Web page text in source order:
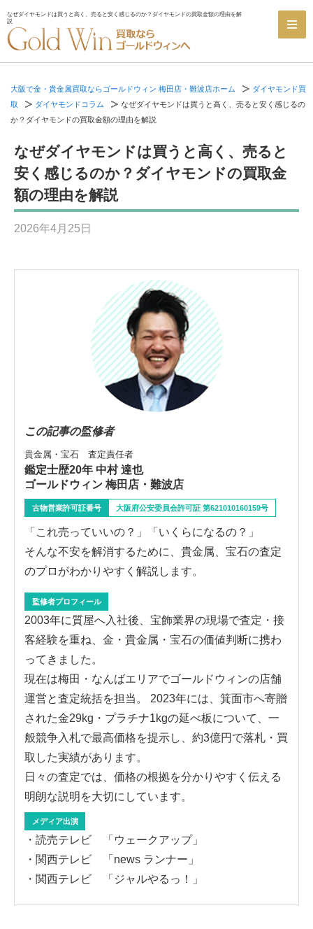
なぜダイヤモンドは買うと高く、売ると安く感じるのか？ダイヤモンドの買取金額の理由を解
説
大阪で金・貴金属買取ならゴールドウィン 梅田店・難波店ホーム
ダイヤモンド買
取
ダイヤモンドコラム
なぜダイヤモンドは買うと高く、売ると安く感じるの
か？ダイヤモンドの買取金額の理由を解説
なぜダイヤモンドは買うと高く、売ると
安く感じるのか？ダイヤモンドの買取金
額の理由を解説
2026年4月25日
この記事の監修者
貴金属・宝石 査定責任者
鑑定士歴20年 中村 達也
ゴールドウィン 梅田店・難波店
古物営業許可証番号 大阪府公安委員会許可証 第621010160159号
「これ売っていいの？」「いくらになるの？」
そんな不安を解消するために、貴金属、宝石の査定
のプロがわかりやすく解説します。
監修者プロフィール
2003年に質屋へ入社後、宝飾業界の現場で査定・接
客経験を重ね、金・貴金属・宝石の価値判断に携わ
ってきました。
現在は梅田・なんばエリアでゴールドウィンの店舗
運営と査定統括を担当。 2023年には、箕面市へ寄贈
された金29kg・プラチナ1kgの延べ板について、一
般競争入札で最高価格を提示し、約3億円で落札・買
取した実績があります。
日々の査定では、価格の根拠を分かりやすく伝える
明朗な説明を大切にしています。
メディア出演
・読売テレビ 「ウェークアップ」
・関西テレビ 「news ランナー」
・関西テレビ 「ジャルやるっ！」